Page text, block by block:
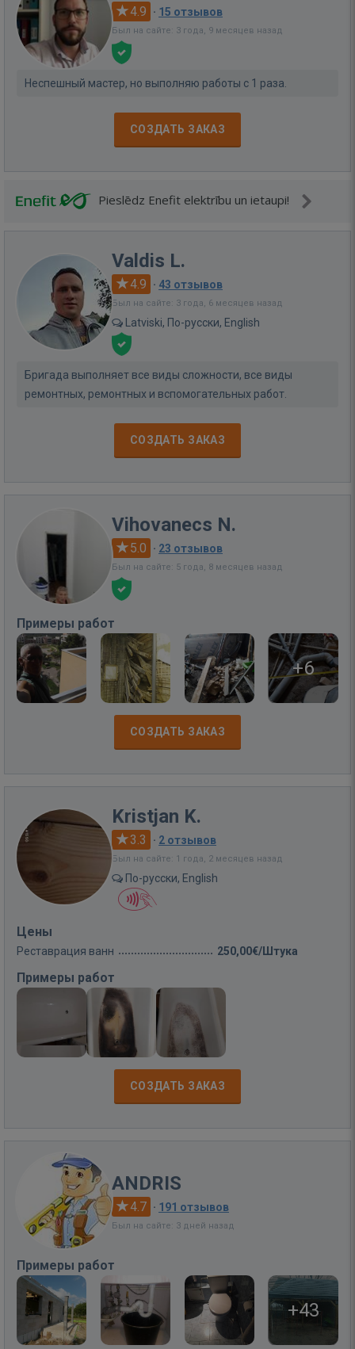
4.9 · 15 отзывов
Был на сайте: 3 года, 9 месяцев назад
Неспешный мастер, но выполняю работы с 1 раза.
СОЗДАТЬ ЗАКАЗ
Pieslēdz Enefit elektrību un ietaupi!
Valdis L.
4.9 · 43 отзывов
Был на сайте: 3 года, 6 месяцев назад
Latviski, По-русски, English
Бригада выполняет все виды сложности, все виды
ремонтных, ремонтных и вспомогательных работ.
СОЗДАТЬ ЗАКАЗ
Vihovanecs N.
5.0 · 23 отзывов
Был на сайте: 5 года, 8 месяцев назад
Примеры работ
+6
СОЗДАТЬ ЗАКАЗ
Kristjan K.
3.3 · 2 отзывов
Был на сайте: 1 года, 2 месяцев назад
По-русски, English
Цены
Реставрация ванн 250,00€/Штука
Примеры работ
СОЗДАТЬ ЗАКАЗ
ANDRIS
4.7 · 191 отзывов
Был на сайте: 3 дней назад
Примеры работ
+43